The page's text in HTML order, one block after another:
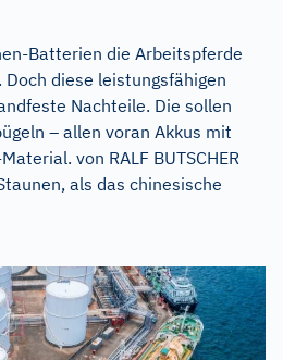
Batterien die Arbeitspferde
diese leistungsfähigen
Nachteile. Die sollen
– allen voran Akkus mit
von RALF BUTSCHER
als das chinesische